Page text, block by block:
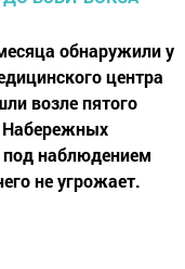
обнаружили у
центра
возле пятого
Набережных
под наблюдением
не угрожает.